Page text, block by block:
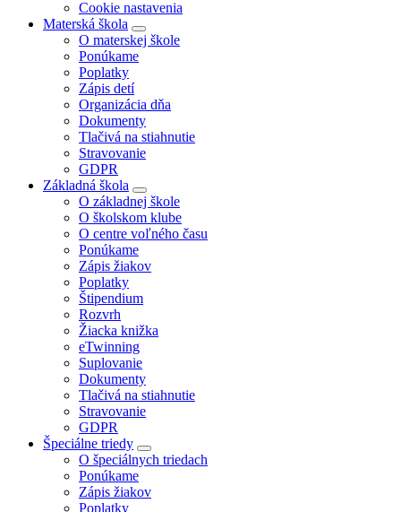
Cookie nastavenia
Materská škola
O materskej škole
Ponúkame
Poplatky
Zápis detí
Organizácia dňa
Dokumenty
Tlačivá na stiahnutie
Stravovanie
GDPR
Základná škola
O základnej škole
O školskom klube
O centre voľného času
Ponúkame
Zápis žiakov
Poplatky
Štipendium
Rozvrh
Žiacka knižka
eTwinning
Suplovanie
Dokumenty
Tlačivá na stiahnutie
Stravovanie
GDPR
Špeciálne triedy
O špeciálnych triedach
Ponúkame
Zápis žiakov
Poplatky